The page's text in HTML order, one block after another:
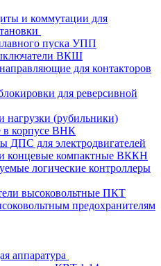
и коммутации для
пуска УПП
ВКШ
для контакторов
для реверсивной
нагрузки (рубильники)
в корпусе ВНК
ДПС для электродвигателей
концевые компактные ВККН
логические контроллеры
высоковольтные ПКТ
предохранителям
аппаратура